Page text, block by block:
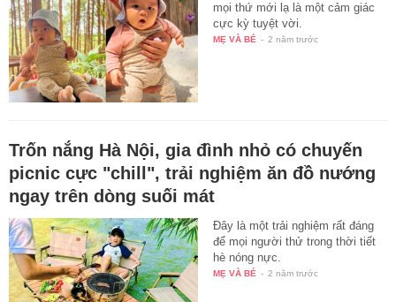
mọi thứ mới lạ là một cảm giác
cực kỳ tuyệt vời.
MẸ VÀ BÉ - 2 năm trước
Trốn nắng Hà Nội, gia đình nhỏ có chuyến
picnic cực "chill", trải nghiệm ăn đồ nướng
ngay trên dòng suối mát
Đây là một trải nghiệm rất đáng
để mọi người thử trong thời tiết
hè nóng nực.
MẸ VÀ BÉ - 2 năm trước